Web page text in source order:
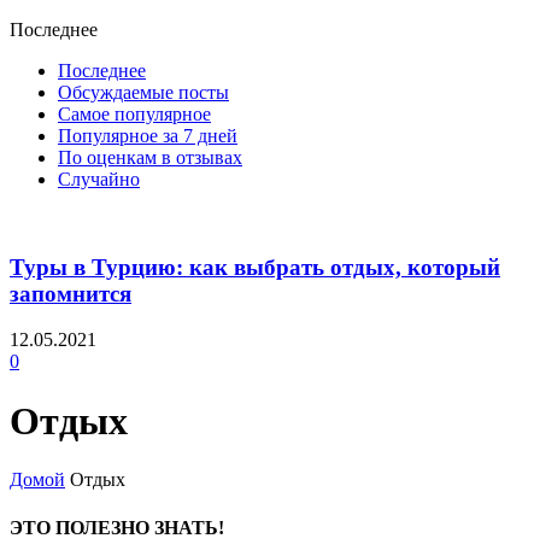
Последнее
Последнее
Обсуждаемые посты
Самое популярное
Популярное за 7 дней
По оценкам в отзывах
Случайно
Туры в Турцию: как выбрать отдых, который
запомнится
12.05.2021
0
Отдых
Домой Отдых
ЭТО ПОЛЕЗНО ЗНАТЬ!